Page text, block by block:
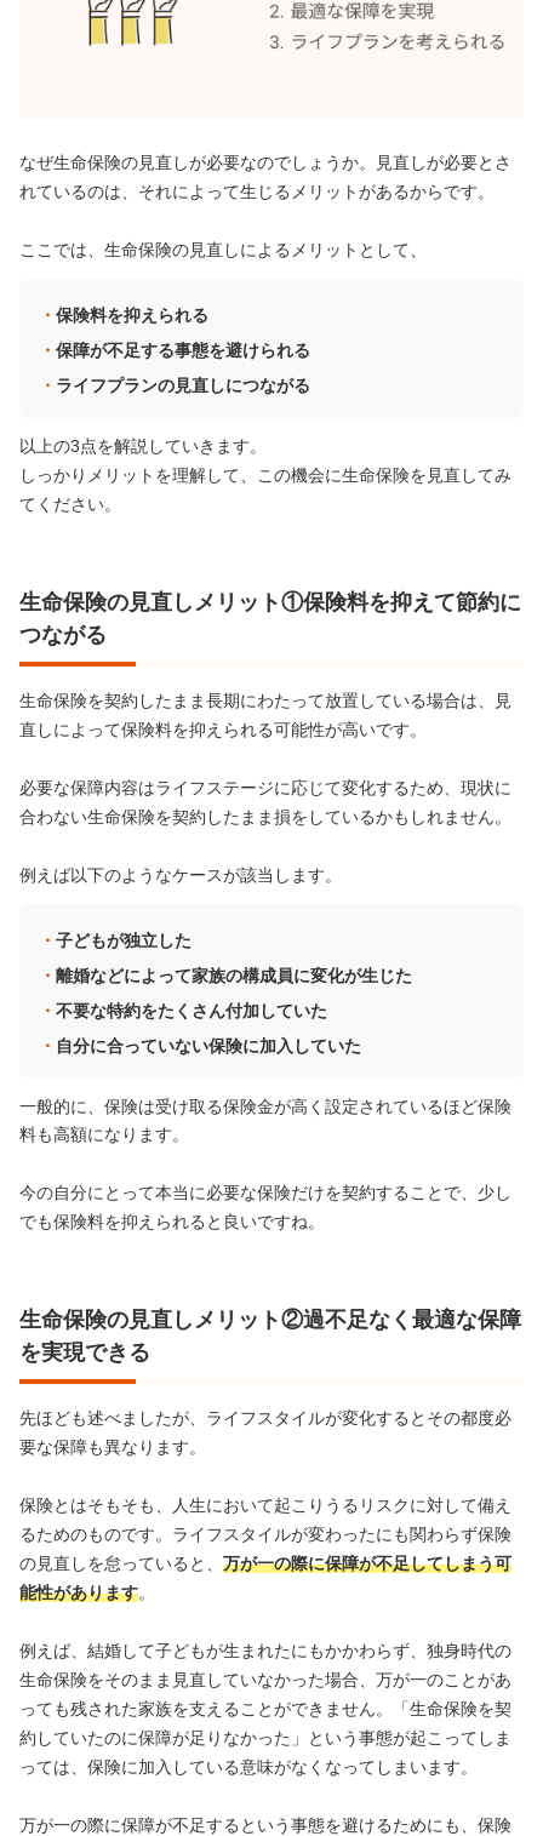
なぜ生命保険の見直しが必要なのでしょうか。見直しが必要とさ
れているのは、それによって生じるメリットがあるからです。
ここでは、生命保険の見直しによるメリットとして、
保険料を抑えられる
保障が不足する事態を避けられる
ライフプランの見直しにつながる
以上の3点を解説していきます。
しっかりメリットを理解して、この機会に生命保険を見直してみ
てください。
生命保険の見直しメリット①保険料を抑えて節約に
つながる
生命保険を契約したまま長期にわたって放置している場合は、見
直しによって保険料を抑えられる可能性が高いです。
必要な保障内容はライフステージに応じて変化するため、現状に
合わない生命保険を契約したまま損をしているかもしれません。
例えば以下のようなケースが該当します。
子どもが独立した
離婚などによって家族の構成員に変化が生じた
不要な特約をたくさん付加していた
自分に合っていない保険に加入していた
一般的に、保険は受け取る保険金が高く設定されているほど保険
料も高額になります。
今の自分にとって本当に必要な保険だけを契約することで、少し
でも保険料を抑えられると良いですね。
生命保険の見直しメリット②過不足なく最適な保障
を実現できる
先ほども述べましたが、ライフスタイルが変化するとその都度必
要な保障も異なります。
保険とはそもそも、人生において起こりうるリスクに対して備え
るためのものです。ライフスタイルが変わったにも関わらず保険
の見直しを怠っていると、 万が一の際に保障が不足してしまう可
能性があります。
例えば、結婚して子どもが生まれたにもかかわらず、独身時代の
生命保険をそのまま見直していなかった場合、万が一のことがあ
っても残された家族を支えることができません。「生命保険を契
約していたのに保障が足りなかった」という事態が起こってしま
っては、保険に加入している意味がなくなってしまいます。
万が一の際に保障が不足するという事態を避けるためにも、保険